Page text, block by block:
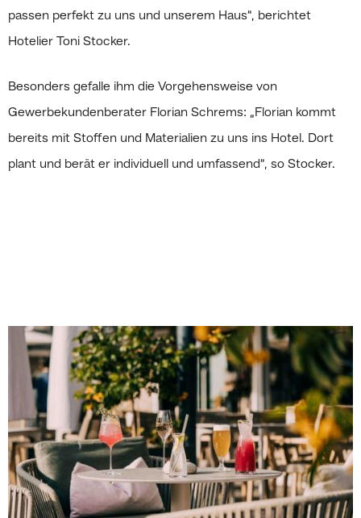
passen perfekt zu uns und unserem Haus“, berichtet
Hotelier Toni Stocker.
Besonders gefalle ihm die Vorgehensweise von
Gewerbekundenberater Florian Schrems: „Florian kommt
bereits mit Stoffen und Materialien zu uns ins Hotel. Dort
plant und berät er individuell und umfassend“, so Stocker.